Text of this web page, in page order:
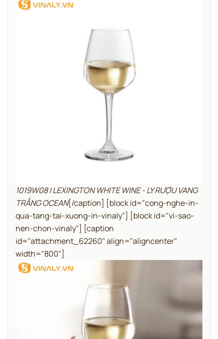
1019W08 | LEXINGTON WHITE WINE - LY RƯỢU VANG
TRẮNG OCEAN[/caption] [block id="cong-nghe-in-
qua-tang-tai-xuong-in-vinaly"] [block id="vi-sao-
nen-chon-vinaly"] [caption
id="attachment_62260" align="aligncenter"
width="800"]